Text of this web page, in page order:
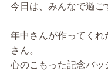
今日は、みんなで過ご
年中さんが作ってく
さん。
心のこもった記念バッ